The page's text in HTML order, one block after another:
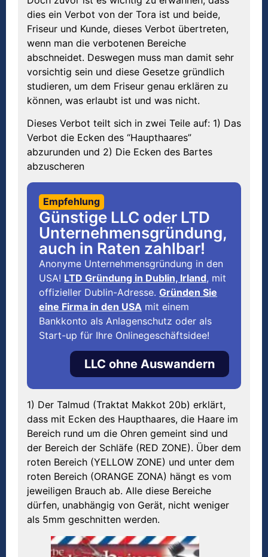
dies ein Verbot von der Tora ist und beide,
Friseur und Kunde, dieses Verbot übertreten,
wenn man die verbotenen Bereiche
abschneidet. Deswegen muss man damit sehr
vorsichtig sein und diese Gesetze gründlich
studieren, um dem Friseur genau erklären zu
können, was erlaubt ist und was nicht.
Dieses Verbot teilt sich in zwei Teile auf: 1) Das
Verbot die Ecken des “Haupthaares”
abzurunden und 2) Die Ecken des Bartes
abzuscheren
Empfehlung
Günstige LLC oder LTD
Unternehmensgründung,
auch in Raten zahlbar!
Anonyme Unternehmensgründung in den
USA! LTD Gründung in Dublin, Irland, mit
offizieller Dublin-Adresse. Gründen Sie
eine Firma in den USA mit einem
Bankkonto als Anlagenschutz oder als
Start-up für Ihre Onlinegeschäftsidee!
LLC ohne Auswandern
1) Der Talmud (Traktat Makkot 20b) erklärt,
dass mit Ecken des Haupthaares, die Haare im
Bereich rund um die Ohren gemeint sind und
der Bereich der Schläfe (RED ZONE). Über dem
roten Bereich (YELLOW ZONE) und unter dem
roten Bereich (ORANGE ZONA) hängt es vom
jeweiligen Brauch ab. Alle diese Bereiche
dürfen, unabhängig von Gerät, nicht weniger
als 5mm geschnitten werden.